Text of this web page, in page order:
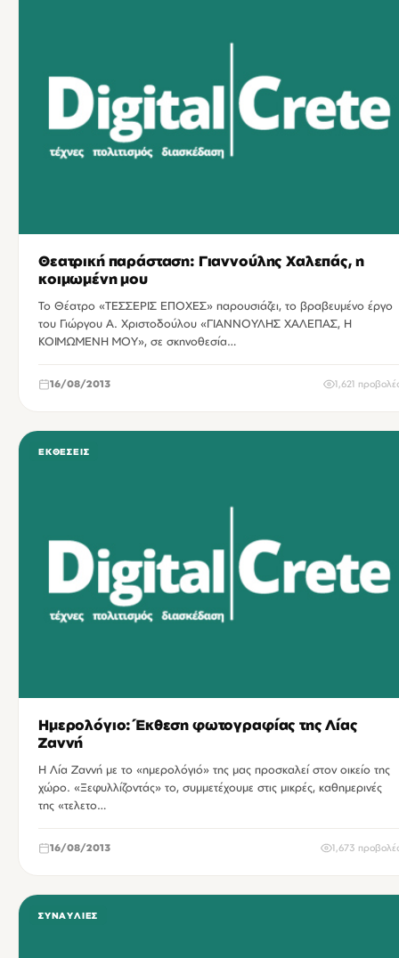
Θεατρική παράσταση: Γιαννούλης Χαλεπάς, η
κοιμωμένη μου
Το Θέατρο «ΤΕΣΣΕΡΙΣ ΕΠΟΧΕΣ» παρουσιάζει, το βραβευμένο έργο
του Γιώργου Α. Χριστοδούλου «ΓΙΑΝΝΟΥΛΗΣ ΧΑΛΕΠΑΣ, Η
ΚΟΙΜΩΜΕΝΗ ΜΟΥ», σε σκηνοθεσία…
16/08/2013 1,621
ΕΚΘΈΣΕΙΣ
Ημερολόγιο: Έκθεση φωτογραφίας της Λίας
Ζαννή
Η Λία Ζαννή με το «ημερολόγιό» της μας προσκαλεί στον οικείο της
χώρο. «Ξεφυλλίζοντάς» το, συμμετέχουμε στις μικρές, καθημερινές
της «τελετο…
16/08/2013 1,673
ΣΥΝΑΥΛΊΕΣ